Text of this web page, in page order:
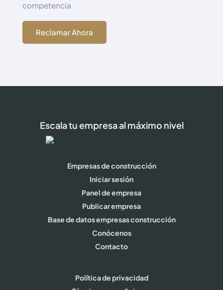
competencia.
Reclamar Ahora
Escala tu empresa al máximo nivel
Empresas de construcción
Iniciar sesión
Panel de empresa
Publicar empresa
Base de datos empresas construcción
Conócenos
Contacto
Política de privacidad